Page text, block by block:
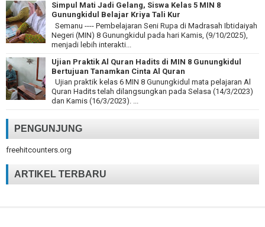
Simpul Mati Jadi Gelang, Siswa Kelas 5 MIN 8
Gunungkidul Belajar Kriya Tali Kur
Semanu ---- Pembelajaran Seni Rupa di Madrasah Ibtidaiyah
Negeri (MIN) 8 Gunungkidul pada hari Kamis, (9/10/2025),
menjadi lebih interakti...
Ujian Praktik Al Quran Hadits di MIN 8 Gunungkidul
Bertujuan Tanamkan Cinta Al Quran
Ujian praktik kelas 6 MIN 8 Gunungkidul mata pelajaran Al
Quran Hadits telah dilangsungkan pada Selasa (14/3/2023)
dan Kamis (16/3/2023). ...
PENGUNJUNG
freehitcounters.org
ARTIKEL TERBARU